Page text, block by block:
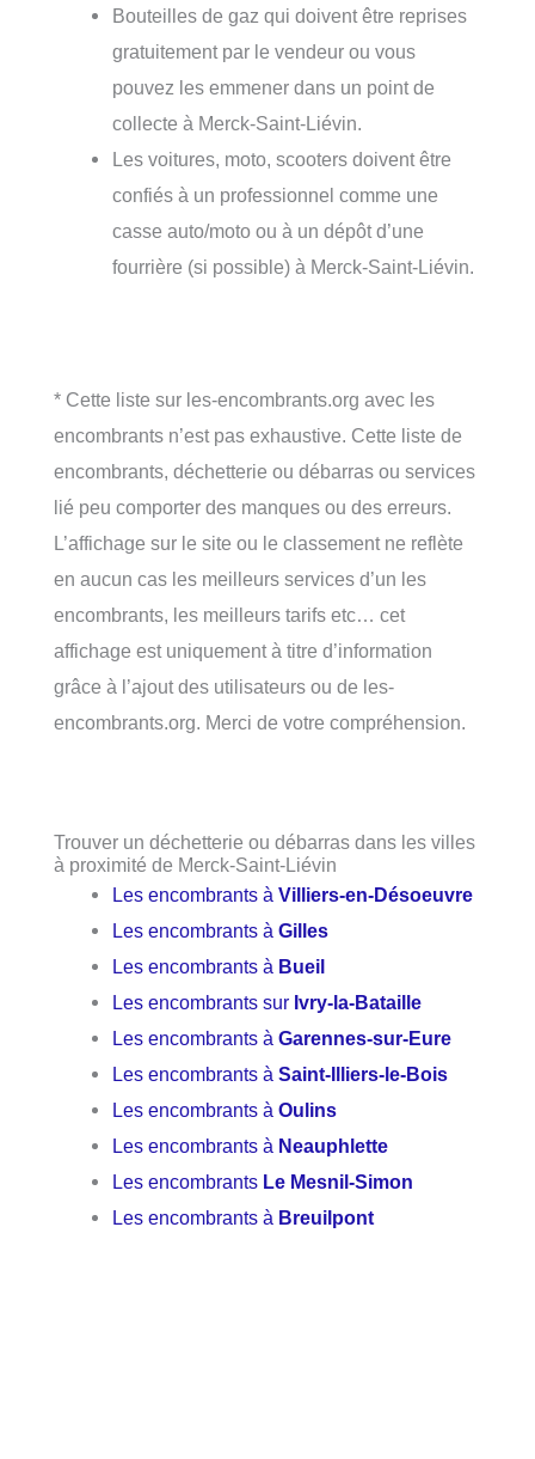
Bouteilles de gaz qui doivent être reprises
gratuitement par le vendeur ou vous
pouvez les emmener dans un point de
collecte à Merck-Saint-Liévin.
Les voitures, moto, scooters doivent être
confiés à un professionnel comme une
casse auto/moto ou à un dépôt d’une
fourrière (si possible) à Merck-Saint-Liévin.
* Cette liste sur les-encombrants.org avec les
encombrants n’est pas exhaustive. Cette liste de
encombrants, déchetterie ou débarras ou services
lié peu comporter des manques ou des erreurs.
L’affichage sur le site ou le classement ne reflète
en aucun cas les meilleurs services d’un les
encombrants, les meilleurs tarifs etc… cet
affichage est uniquement à titre d’information
grâce à l’ajout des utilisateurs ou de les-
encombrants.org. Merci de votre compréhension.
Trouver un déchetterie ou débarras dans les villes
à proximité de Merck-Saint-Liévin
Les encombrants àVilliers-en-Désoeuvre
Les encombrants àGilles
Les encombrants à Bueil
Les encombrants sur Ivry-la-Bataille
Les encombrants àGarennes-sur-Eure
Les encombrants àSaint-Illiers-le-Bois
Les encombrants àOulins
Les encombrants à Neauphlette
Les encombrants Le Mesnil-Simon
Les encombrants à Breuilpont